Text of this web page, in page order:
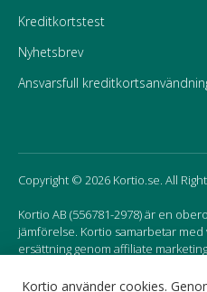
Kortio använder cookies.
Kreditkortstest
Nyhetsbrev
Ansvarsfull
Copyright © 2026 Kortio.se. All
Kortio AB (556781-2978) är en
jämförelse. Kortio samarbetar
ersättning genom affiliate